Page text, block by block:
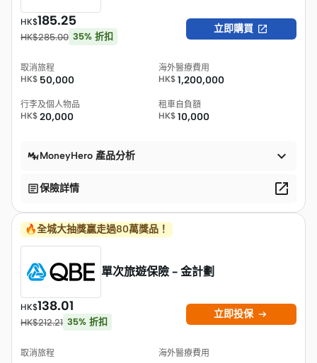
HK$185.25
HK$285.00 35% 折扣
立即購買 
取消旅程
HK$ 50,000
海外醫療費用
HK$ 1,200,000
行李及個人物品
HK$ 20,000
租車自負額
HK$ 10,000
MoneyHero 產品分析 
保險詳情 
🔥全城大抽獎贏走過80萬獎品！
單次旅遊保險 - 金計劃
HK$138.01
HK$212.21 35% 折扣
立即投保 
取消旅程
海外醫療費用